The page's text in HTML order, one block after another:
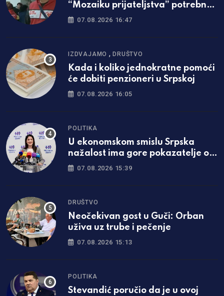
“Mozaiku prijateljstva” potrebna
parcela za gradnju javne kuhinje
07.08.2026 16:47
IZDVAJAMO ,DRUŠTVO
Kada i koliko jednokratne pomoći
će dobiti penzioneri u Srpskoj
07.08.2026 16:05
POLITIKA
U ekonomskom smislu Srpska
nažalost ima gore pokazatelje od
Federacije
07.08.2026 15:39
DRUŠTVO
Neočekivan gost u Guči: Orban
uživa uz trube i pečenje
07.08.2026 15:13
POLITIKA
Stevandić poručio da je u ovoj